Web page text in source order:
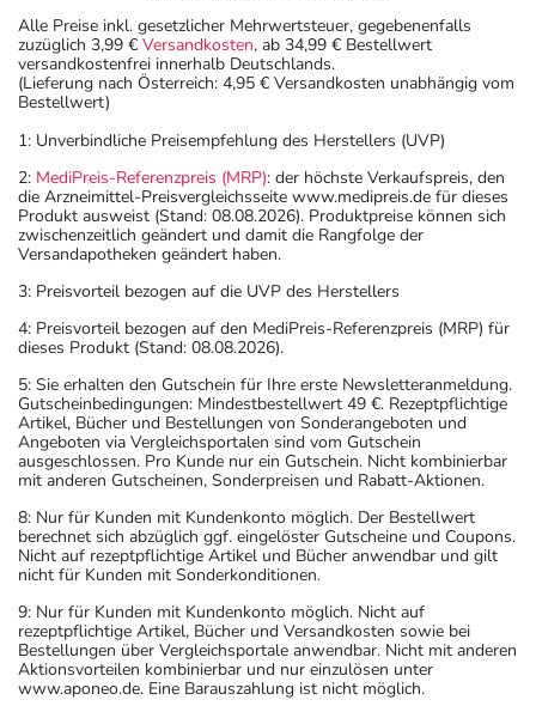
Alle Preise inkl. gesetzlicher Mehrwertsteuer, gegebenenfalls
zuzüglich 3,99 € Versandkosten, ab 34,99 € Bestellwert
versandkostenfrei innerhalb Deutschlands.
(Lieferung nach Österreich: 4,95 € Versandkosten unabhängig vom
Bestellwert)
1: Unverbindliche Preisempfehlung des Herstellers (UVP)
2: MediPreis-Referenzpreis (MRP): der höchste Verkaufspreis, den
die Arzneimittel-Preisvergleichsseite www.medipreis.de für dieses
Produkt ausweist (Stand: 08.08.2026). Produktpreise können sich
zwischenzeitlich geändert und damit die Rangfolge der
Versandapotheken geändert haben.
3: Preisvorteil bezogen auf die UVP des Herstellers
4: Preisvorteil bezogen auf den MediPreis-Referenzpreis (MRP) für
dieses Produkt (Stand: 08.08.2026).
5: Sie erhalten den Gutschein für Ihre erste Newsletteranmeldung.
Gutscheinbedingungen: Mindestbestellwert 49 €. Rezeptpflichtige
Artikel, Bücher und Bestellungen von Sonderangeboten und
Angeboten via Vergleichsportalen sind vom Gutschein
ausgeschlossen. Pro Kunde nur ein Gutschein. Nicht kombinierbar
mit anderen Gutscheinen, Sonderpreisen und Rabatt-Aktionen.
8: Nur für Kunden mit Kundenkonto möglich. Der Bestellwert
berechnet sich abzüglich ggf. eingelöster Gutscheine und Coupons.
Nicht auf rezeptpflichtige Artikel und Bücher anwendbar und gilt
nicht für Kunden mit Sonderkonditionen.
9: Nur für Kunden mit Kundenkonto möglich. Nicht auf
rezeptpflichtige Artikel, Bücher und Versandkosten sowie bei
Bestellungen über Vergleichsportale anwendbar. Nicht mit anderen
Aktionsvorteilen kombinierbar und nur einzulösen unter
www.aponeo.de. Eine Barauszahlung ist nicht möglich.